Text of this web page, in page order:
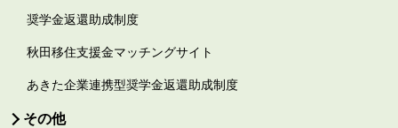
奨学金返還助成制度
秋田移住支援金マッチングサイト
あきた企業連携型奨学金返還助成制度
その他